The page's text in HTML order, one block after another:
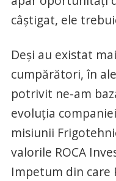
câștigat, ele
Deși au existat
cumpărători, în
potrivit ne-am
evoluția
misiunii
valorile ROCA
Impetum din care